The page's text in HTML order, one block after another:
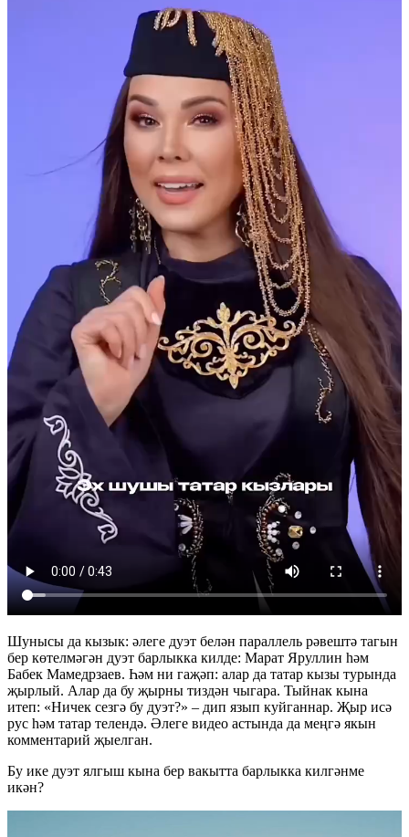
Шунысы да кызык: әлеге дуэт белән параллель рәвештә тагын
бер көтелмәгән дуэт барлыкка килде: Марат Яруллин һәм
Бабек Мамедрзаев. Һәм ни гаҗәп: алар да татар кызы турында
җырлый. Алар да бу җырны тиздән чыгара. Тыйнак кына
итеп: «Ничек сезгә бу дуэт?» – дип язып куйганнар. Җыр исә
рус һәм татар телендә. Әлеге видео астында да меңгә якын
комментарий җыелган.
Бу ике дуэт ялгыш кына бер вакытта барлыкка килгәнме
икән?